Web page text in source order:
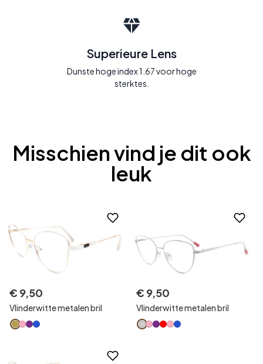
Superieure Lens
Dunste hoge index 1.67 voor hoge
sterktes.
Misschien vind je dit ook
leuk
€ 9,50
Vlinderwitte metalen bril
€ 9,50
Vlinderwitte metalen bril